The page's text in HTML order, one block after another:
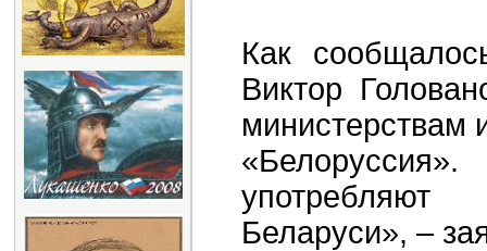
Как
Виктор
министерствам
Беларуси», –